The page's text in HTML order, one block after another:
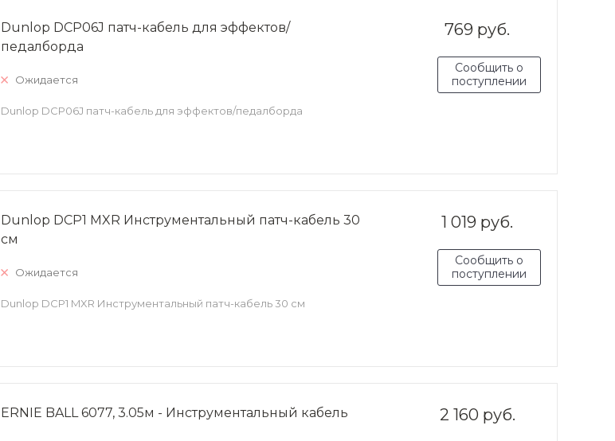
769 руб.
Сообщить о
поступлении
Dunlop DCP06J патч-кабель для эффектов/
педалборда
Ожидается
Dunlop DCP06J патч-кабель для эффектов/педалборда
1 019 руб.
Сообщить о
поступлении
Dunlop DCP1 MXR Инструментальный патч-кабель 30
см
Ожидается
Dunlop DCP1 MXR Инструментальный патч-кабель 30 см
2 160 руб.
ERNIE BALL 6077, 3.05м - Инструментальный кабель